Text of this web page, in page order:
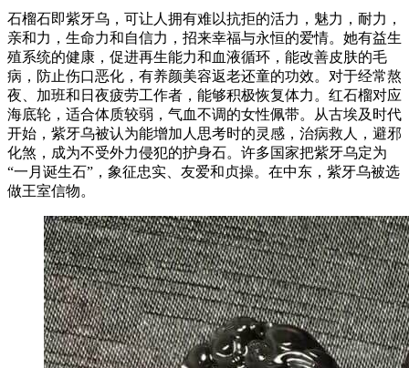
石榴石即紫牙乌，可让人拥有难以抗拒的活力，魅力，耐力，
亲和力，生命力和自信力，招来幸福与永恒的爱情。她有益生
殖系统的健康，促进再生能力和血液循环，能改善皮肤的毛
病，防止伤口恶化，有养颜美容返老还童的功效。对于经常熬
夜、加班和日夜疲劳工作者，能够积极恢复体力。红石榴对应
海底轮，适合体质较弱，气血不调的女性佩带。从古埃及时代
开始，紫牙乌被认为能增加人思考时的灵感，治病救人，避邪
化煞，成为不受外力侵犯的护身石。许多国家把紫牙乌定为
“一月诞生石”，象征忠实、友爱和贞操。在中东，紫牙乌被选
做王室信物。